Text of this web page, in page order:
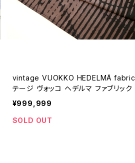
vintage VUOKKO HEDELMÄ fabric / ヴィン
テージ ヴォッコ ヘデルマ ファブリック
¥999,999
SOLD OUT